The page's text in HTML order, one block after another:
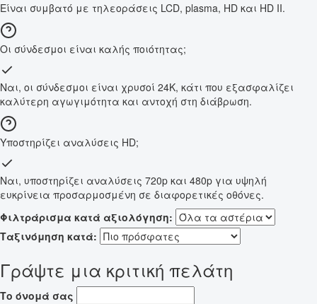
Είναι συμβατό με τηλεοράσεις LCD, plasma, HD και HD II.
Οι σύνδεσμοι είναι καλής ποιότητας;
Ναι, οι σύνδεσμοι είναι χρυσοί 24K, κάτι που εξασφαλίζει
καλύτερη αγωγιμότητα και αντοχή στη διάβρωση.
Υποστηρίζει αναλύσεις HD;
Ναι, υποστηρίζει αναλύσεις 720p και 480p για υψηλή
ευκρίνεια προσαρμοσμένη σε διαφορετικές οθόνες.
Φιλτράρισμα κατά αξιολόγηση:
Ταξινόμηση κατά:
Γράψτε μια κριτική πελάτη
Το όνομά σας